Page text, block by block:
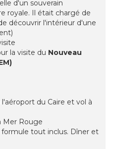
d'un souverain
royale. Il était chargé de
découvrir l'intérieur d'une
la visite du Nouveau
du Caire et vol à
Mer Rouge
formule tout inclus. Dîner et